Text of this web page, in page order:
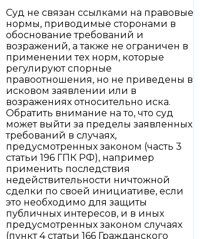
Суд не связан ссылками на правовые
нормы, приводимые сторонами в
обоснование требований и
возражений, а также не ограничен в
применении тех норм, которые
регулируют спорные
правоотношения, но не приведены в
исковом заявлении или в
возражениях относительно иска.
Обратить внимание на то, что суд
может выйти за пределы заявленных
требований в случаях,
предусмотренных законом (часть 3
статьи 196 ГПК РФ), например
применить последствия
недействительности ничтожной
сделки по своей инициативе, если
это необходимо для защиты
публичных интересов, и в иных
предусмотренных законом случаях
(пункт 4 статьи 166 Гражданского